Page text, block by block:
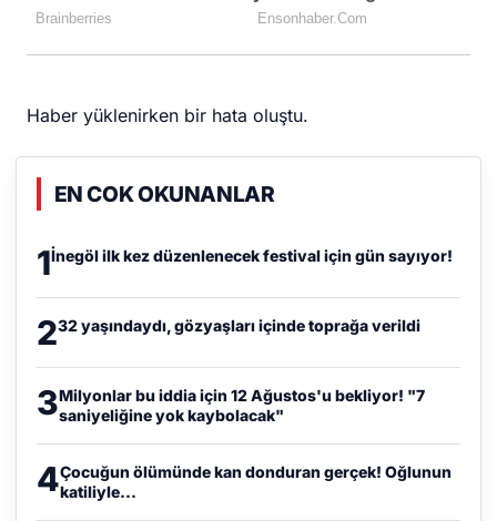
Haber yüklenirken bir hata oluştu.
EN COK OKUNANLAR
1İnegöl ilk kez düzenlenecek festival için gün sayıyor!
232 yaşındaydı, gözyaşları içinde toprağa verildi
3Milyonlar bu iddia için 12 Ağustos'u bekliyor! "7
saniyeliğine yok kaybolacak"
4Çocuğun ölümünde kan donduran gerçek! Oğlunun
katiliyle...